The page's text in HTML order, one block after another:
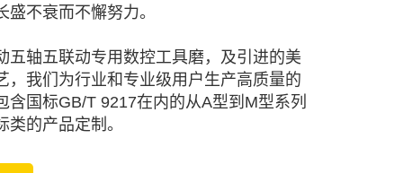
不衰而不懈努力。
五轴五联动专用数控工具磨，及引进的美
，我们为行业和专业级用户生产高质量的
含国标GB/T 9217在内的从A型到M型系列
的产品定制。